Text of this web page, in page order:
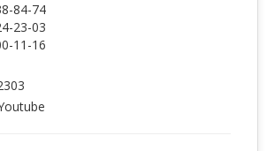
84-74
23-03
11-16